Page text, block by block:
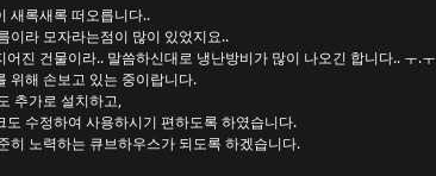
새록새록 떠오릅니다..
이라 모자라는점이 많이 있었지요..
진 건물이라.. 말씀하신대로 냉난방비가 많이 나오긴 합니다.. ㅜ.ㅜ
위해 손보고 있는 중이랍니다.
추가로 설치하고,
수정하여 사용하시기 편하도록 하였습니다.
히 노력하는 큐브하우스가 되도록 하겠습니다.